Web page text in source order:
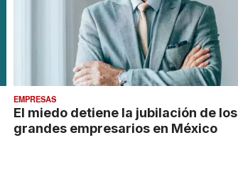
EMPRESAS
El miedo detiene la jubilación de los
grandes empresarios en México